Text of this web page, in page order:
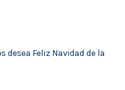
desea Feliz Navidad de la